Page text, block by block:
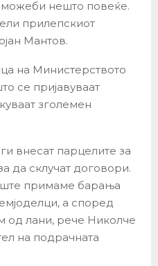
можеби нешто повеќе.
прилепскиот
Мантов.
на Министерството
се пријавуваат
зголемен
внесат парцелите за
да склучат договори.
примаме барања
а според
од лани, рече Николче
на подрачната